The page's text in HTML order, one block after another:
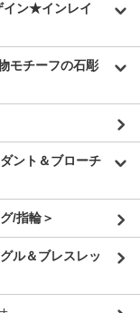
イン★インレイ
モチーフの石彫
ント＆ブローチ
/指輪＞
ル＆ブレスレッ